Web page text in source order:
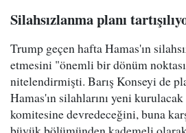
Silahsızlanma planı
Trump geçen hafta Hamas'ın
etmesini "önemli bir dönüm
nitelendirmişti. Barış Konseyi de
Hamas'ın silahlarını yeni
komitesine devredeceğini, buna